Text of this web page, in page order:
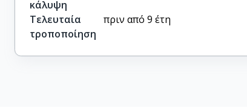
κάλυψη
Τελευταία
τροποποίηση
πριν από 9 έτη